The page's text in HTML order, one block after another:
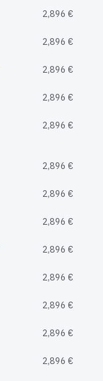
2,896 €
2,896 €
2,896 €
2,896 €
2,896 €
2,896 €
2,896 €
2,896 €
2,896 €
2,896 €
2,896 €
2,896 €
2,896 €